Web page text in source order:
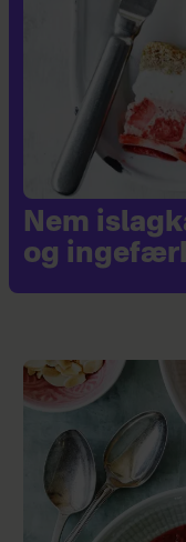
Nem
og